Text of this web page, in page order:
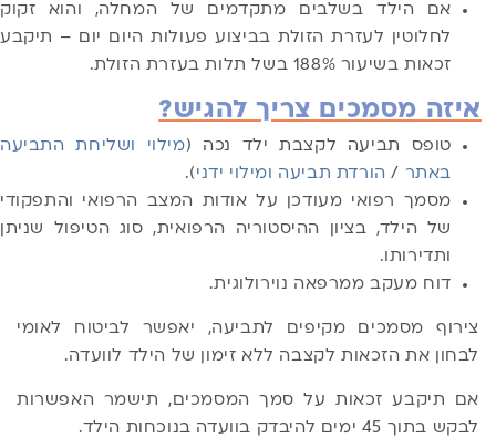
אם הילד בשלבים מתקדמים של המחלה, והוא זקוק
לחלוטין לעזרת הזולת בביצוע פעולות היום יום – תיקבע
זכאות בשיעור 188% בשל תלות בעזרת הזולת.
איזה מסמכים צריך להגיש?
טופס תביעה לקצבת ילד נכה (מילוי ושליחת התביעה
באתר / הורדת תביעה ומילוי ידני ).
מסמך רפואי מעודכן על אודות המצב הרפואי והתפקודי
של הילד, בציון ההיסטוריה הרפואית, סוג הטיפול שניתן
ותדירותו.
דוח מעקב ממרפאה נוירולוגית.
צירוף מסמכים מקיפים לתביעה, יאפשר לביטוח לאומי
לבחון את הזכאות לקצבה ללא זימון של הילד לוועדה.
אם תיקבע זכאות על סמך המסמכים, תישמר האפשרות
לבקש בתוך 45 ימים להיבדק בוועדה בנוכחות הילד.